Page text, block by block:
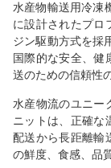
水産物輸送用冷凍
に設計されたプロ
ジン駆動方式を採
国際的な安全、健
送のための信頼性
水産物流のユニー
ニットは、正確な
配送から長距離輸
の鮮度、食感、品